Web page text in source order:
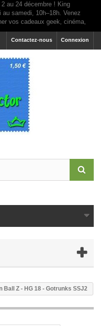
Connexion
Contactez-nous
Ball Z - HG 18 - Gotrunks SSJ2